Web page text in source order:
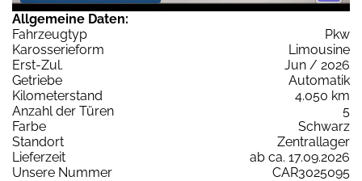
Allgemeine Daten:
Fahrzeugtyp
Pkw
Karosserieform
Limousine
Erst-Zul.
Jun / 2026
Getriebe
Automatik
Kilometerstand
4.050 km
Anzahl der Türen
5
Farbe
Schwarz
Standort
Zentrallager
Lieferzeit
ab ca. 17.09.2026
Unsere Nummer
CAR3025095